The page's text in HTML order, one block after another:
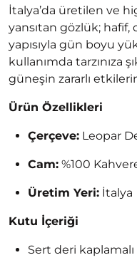
İtalya’da üretilen ve
yansıtan gözlük; hafif,
yapısıyla gün boyu
kullanımda tarzınıza
güneşin zararlı
Ürün Özellikleri
Çerçeve: Leopar
Cam: %100
Üretim Yeri: İtalya
Kutu İçeriği
Sert deri kaplamalı